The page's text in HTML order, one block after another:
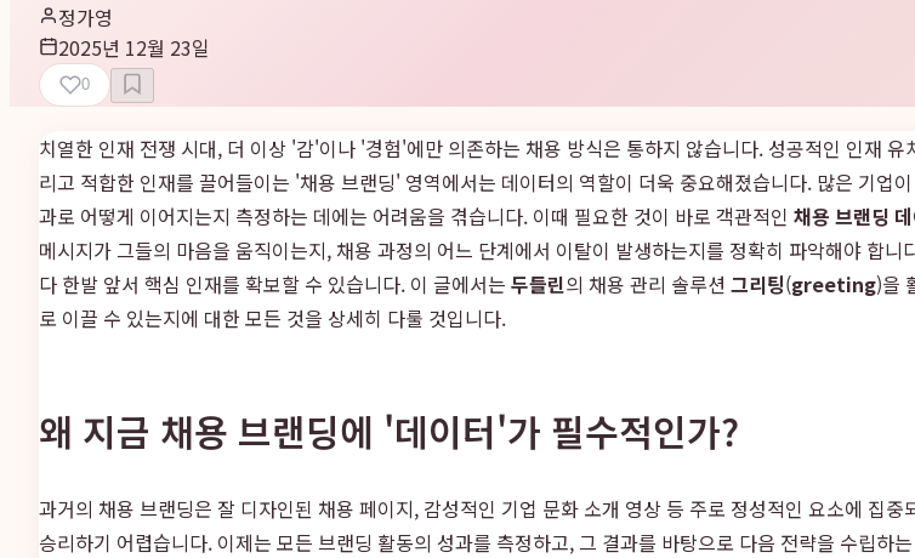
정가영
2025년 12월 23일
0
치열한 인재 전쟁 시대, 더 이상 '감'이나 '경험'에만 의존하는 채용 방식은 통하지 않습니다. 성공적인 인재
리고 적합한 인재를 끌어들이는 '채용 브랜딩' 영역에서는 데이터의 역할이 더욱 중요해졌습니다. 많은 기업
과로 어떻게 이어지는지 측정하는 데에는 어려움을 겪습니다. 이때 필요한 것이 바로 객관적인 채용 브랜딩
메시지가 그들의 마음을 움직이는지, 채용 과정의 어느 단계에서 이탈이 발생하는지를 정확히 파악해야 합니
다 한발 앞서 핵심 인재를 확보할 수 있습니다. 이 글에서는 두들린의 채용 관리 솔루션 그리팅(greeting)을
로 이끌 수 있는지에 대한 모든 것을 상세히 다룰 것입니다.
왜 지금 채용 브랜딩에 '데이터'가 필수적인가?
과거의 채용 브랜딩은 잘 디자인된 채용 페이지, 감성적인 기업 문화 소개 영상 등 주로 정성적인 요소에 집
승리하기 어렵습니다. 이제는 모든 브랜딩 활동의 성과를 측정하고, 그 결과를 바탕으로 다음 전략을 수립하